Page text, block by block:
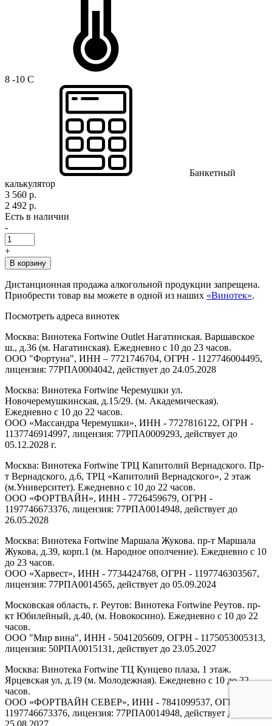
8 -10 C
Банкетный
калькулятор
3 560 р.
2 492 р.
Есть в наличии
-
+
В корзину
Дистанционная продажа алкогольной продукции запрещена.
Приобрести товар вы можете в одной из наших «Винотек».
Посмотреть адреса винотек
Москва: Винотека Fortwine Outlet Нагатинская. Варшавское
ш., д.36 (м. Нагатинская). Ежедневно с 10 до 23 часов.
ООО "Фортуна", ИНН – 7721746704, ОГРН - 1127746004495,
лицензия: 77РПА0004042, действует до 24.05.2028
Москва: Винотека Fortwine Черемушки ул.
Новочеремушкинская, д.15/29. (м. Академическая).
Ежедневно с 10 до 22 часов.
ООО «Массандра Черемушки», ИНН - 7727816122, ОГРН -
1137746914997, лицензия: 77РПА0009293, действует до
05.12.2028 г.
Москва: Винотека Fortwine ТРЦ Капитолий Вернадского. Пр-
т Вернадского, д.6, ТРЦ «Капитолий Вернадского», 2 этаж
(м.Университет). Ежедневно с 10 до 22 часов.
ООО «ФОРТВАЙН», ИНН - 7726459679, ОГРН -
1197746673376, лицензия: 77РПА0014948, действует до
26.05.2028
Москва: Винотека Fortwine Маршала Жукова. пр-т Маршала
Жукова, д.39, корп.1 (м. Народное ополчение). Ежедневно с 10
до 23 часов.
ООО «Харвест», ИНН - 7734424768, ОГРН - 1197746303567,
лицензия: 77РПА0014565, действует до 05.09.2024
Московская область, г. Реутов: Винотека Fortwine Реутов. пр-
кт Юбилейный, д.40, (м. Новокосино). Ежедневно с 10 до 22
часов.
ООО "Мир вина", ИНН - 5041205609, ОГРН - 1175053005313,
лицензия: 50РПА0015131, действует до 23.05.2027
Москва: Винотека Fortwine ТЦ Кунцево плаза, 1 этаж.
Ярцевская ул, д.19 (м. Молодежная). Ежедневно с 10 до 22
часов.
ООО «ФОРТВАЙН СЕВЕР», ИНН - 7841099537, ОГРН -
1197746673376, лицензия: 77РПА0014948, действует до
25.08.2027